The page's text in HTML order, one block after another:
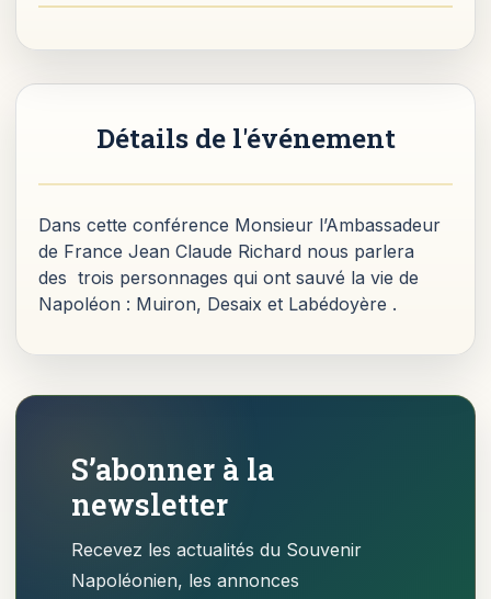
Détails de l'événement
Dans cette conférence Monsieur l’Ambassadeur
de France Jean Claude Richard nous parlera
des trois personnages qui ont sauvé la vie de
Napoléon : Muiron, Desaix et Labédoyère .
S’abonner à la
newsletter
Recevez les actualités du Souvenir
Napoléonien, les annonces